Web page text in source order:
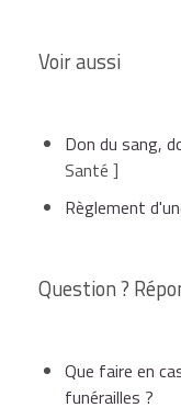
Voir aussi
Don du sang,
Santé ]
Règlement
Question ?
Que faire en
funérailles ?